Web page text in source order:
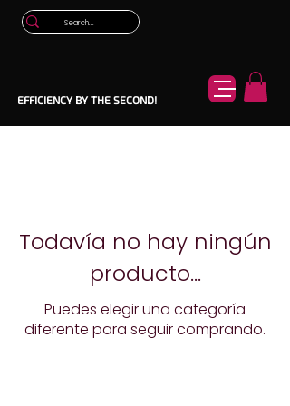
EFFICIENCY BY THE SECOND!
Todavía no hay ningún
producto...
Puedes elegir una categoría
diferente para seguir comprando.